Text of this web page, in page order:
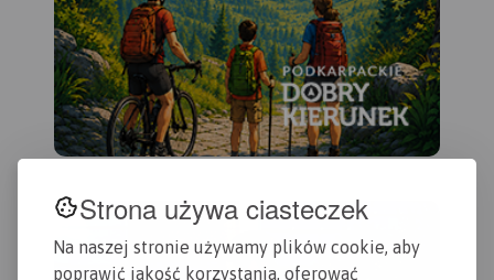
Strona używa ciasteczek
Na naszej stronie używamy plików cookie, aby
poprawić jakość korzystania, oferować